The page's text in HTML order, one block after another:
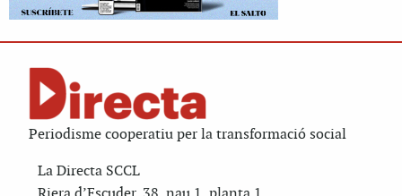
Periodisme cooperatiu per la transformació social
La Directa SCCL